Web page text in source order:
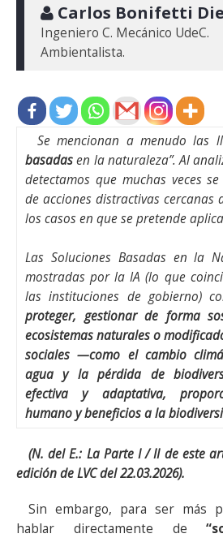
Carlos Bonifetti
Ingeniero C. Mecánico UdeC.
Ambientalista.
Se mencionan a menudo las
basadasen la naturaleza”. Al
detectamos que muchas veces
de acciones distractivas cercanas
los casos en que se pretende
Las Soluciones Basadas en la
mostradas por la IA (lo que
las instituciones de gobierno)
proteger, gestionar de forma
ecosistemas naturales o
sociales —como el cambio
agua y la pérdida de
efectiva y adaptativa,
humano y beneficios a la
(N. del E.: La Parte I / II de este
edición de LVC del 22.03.2026).
Sin embargo, para ser más
hablar directamente de